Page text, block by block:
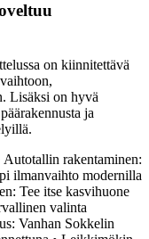
on kiinnitettävä
Lisäksi on hyvä
ja
Autotallin rakentaminen:
ilmanvaihto modernilla
Tee itse kasvihuone
valinta
Vanhan Sokkelin